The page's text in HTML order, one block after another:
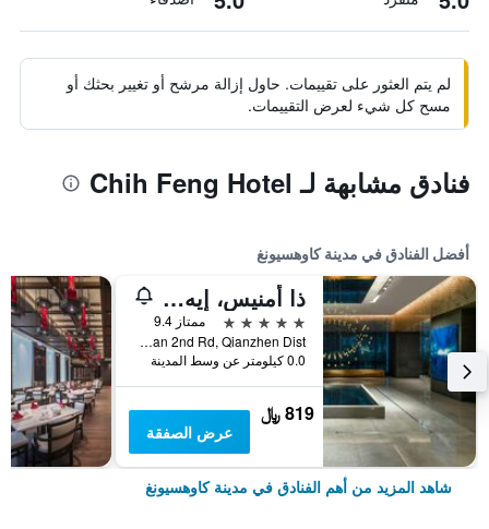
لم يتم العثور على تقييمات. حاول إزالة مرشح أو تغيير بحثك أو
مسح كل شيء لعرض التقييمات.
فنادق مشابهة لـ Chih Feng Hotel
أفضل الفنادق في مدينة كاوهسيونغ
ذا أمنيس، إيه لاكشري كوليكشن هوتل، كاوهسيونج
5 نجوم
ممتاز 9.4
No.199, Zhongshan 2nd Rd, Qianzhen Dist., مدينة كاوهسيونغ, تايوان
0.0 كيلومتر عن وسط المدينة
819 ﷼
عرض الصفقة
شاهد المزيد من أهم الفنادق في مدينة كاوهسيونغ